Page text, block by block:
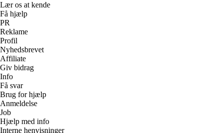
Lær os at kende
Få hjælp
PR
Reklame
Profil
Nyhedsbrevet
Affiliate
Giv bidrag
Info
Få svar
Brug for hjælp
Anmeldelse
Job
Hjælp med info
Interne henvisninger